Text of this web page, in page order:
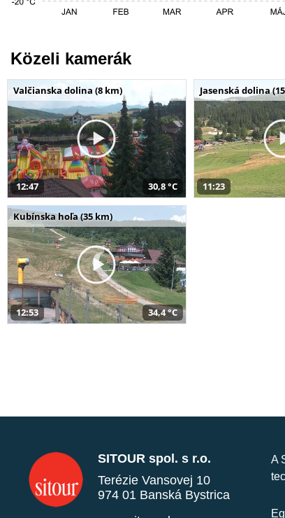
Közeli kamerák
Valčianska dolina (8 km)
12:47 30,8 °C
Jasenská dolina
11:23
Kubínska hoľa (35 km)
12:53 34,4 °C
SITOUR spol. s r.o.
Terézie Vansovej 10
974 01 Banská Bystrica
A